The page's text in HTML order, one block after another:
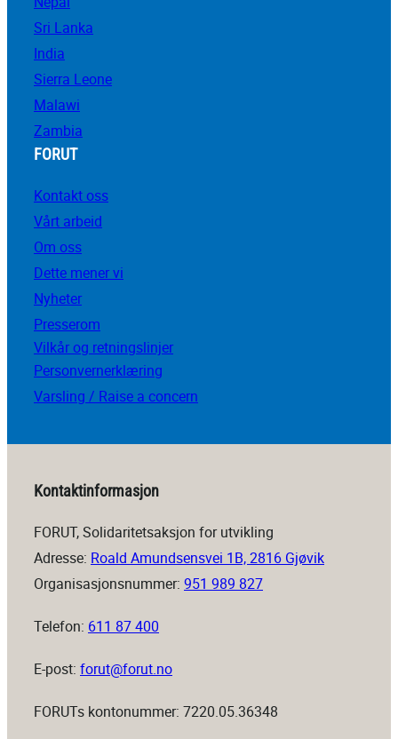
Sri Lanka
India
Sierra Leone
Malawi
Zambia
FORUT
Kontakt oss
Vårt arbeid
Om oss
Dette mener vi
Nyheter
Presserom
Vilkår og retningslinjer
Personvernerklæring
Varsling / Raise a concern
Kontaktinformasjon
FORUT, Solidaritetsaksjon for utvikling
Adresse: Roald Amundsensvei 1B, 2816 Gjøvik
Organisasjonsnummer: 951 989 827
Telefon: 611 87 400
E-post: forut@forut.no
FORUTs kontonummer: 7220.05.36348